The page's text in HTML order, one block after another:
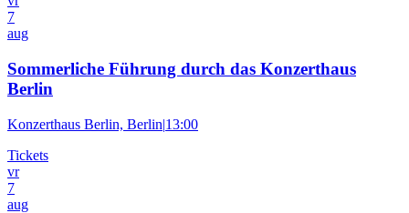
7
aug
Sommerliche Führung durch das Konzerthaus
Berlin
Konzerthaus Berlin, Berlin|13:00
Tickets
vr
7
aug